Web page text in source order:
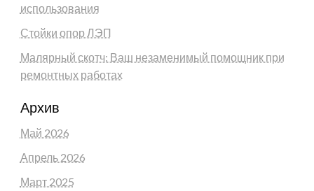
использования
Стойки опор ЛЭП
Малярный скотч: Ваш незаменимый помощник при
ремонтных работах
Архив
Май 2026
Апрель 2026
Март 2025